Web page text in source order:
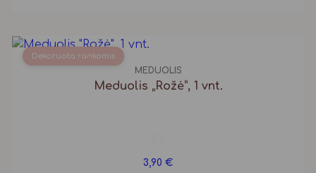
Dekoruota rankomis
MEDUOLIS
Meduolis „Rožė”, 1 vnt.
3,90 €